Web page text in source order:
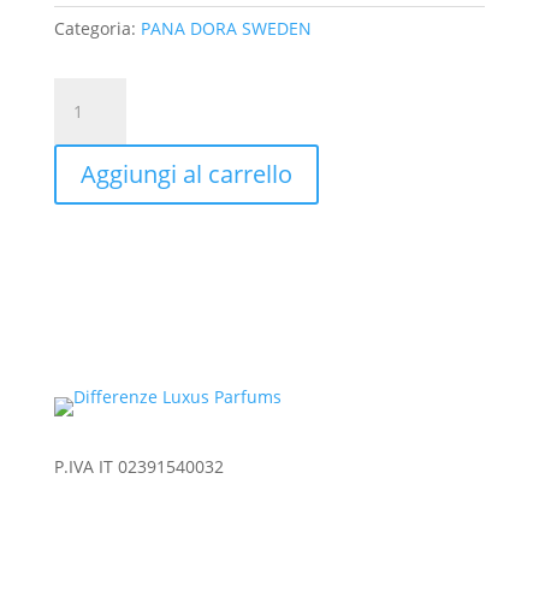
Categoria: PANA DORA SWEDEN
Wood
(Extrait)
100ml
extrait
Aggiungi al carrello
P.IVA IT 02391540032